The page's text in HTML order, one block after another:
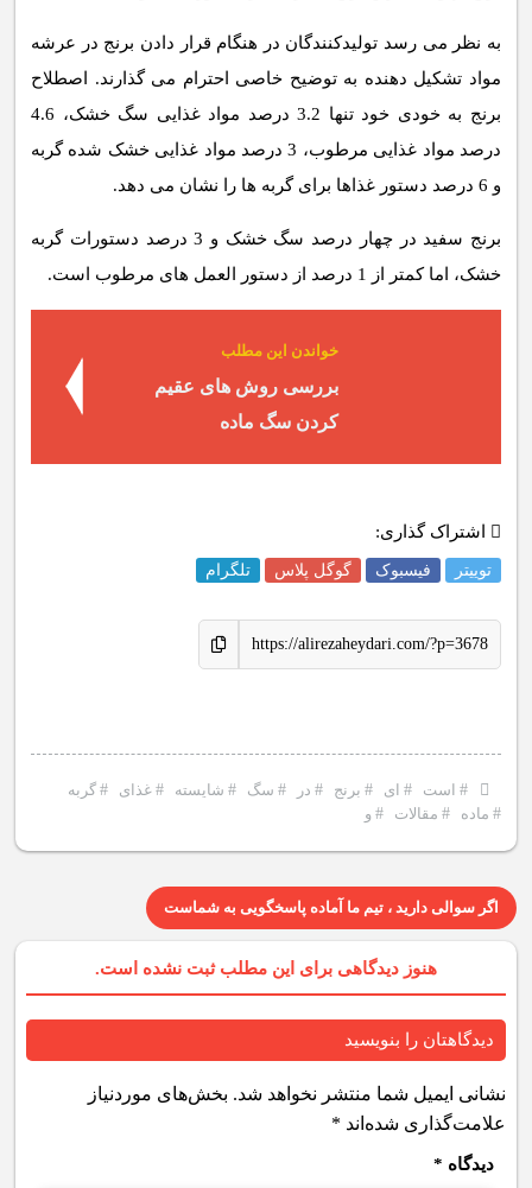
به نظر می رسد تولیدکنندگان در هنگام قرار دادن برنج در عرشه
مواد تشکیل دهنده به توضیح خاصی احترام می گذارند. اصطلاح
برنج به خودی خود تنها 3.2 درصد مواد غذایی سگ خشک، 4.6
درصد مواد غذایی مرطوب، 3 درصد مواد غذایی خشک شده گربه
و 6 درصد دستور غذاها برای گربه ها را نشان می دهد.
برنج سفید در چهار درصد سگ خشک و 3 درصد دستورات گربه
خشک، اما کمتر از 1 درصد از دستور العمل های مرطوب است.
خواندن این مطلب
بررسی روش های عقیم
کردن سگ ماده
اشتراک گذاری:
توییتر فیسبوک گوگل پلاس تلگرام
https://alirezaheydari.com/?p=3678
# است # ای # برنج # در # سگ # شایسته # غذای # گربه
# ماده # مقالات # و
اگر سوالی دارید ، تیم ما آماده پاسخگویی به شماست
هنوز دیدگاهی برای این مطلب ثبت نشده است.
دیدگاهتان را بنویسید
نشانی ایمیل شما منتشر نخواهد شد. بخش‌های موردنیاز
علامت‌گذاری شده‌اند *
دیدگاه *